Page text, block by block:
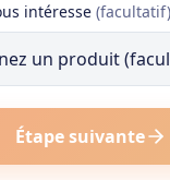
intéresse (facultatif)
Étape suivante